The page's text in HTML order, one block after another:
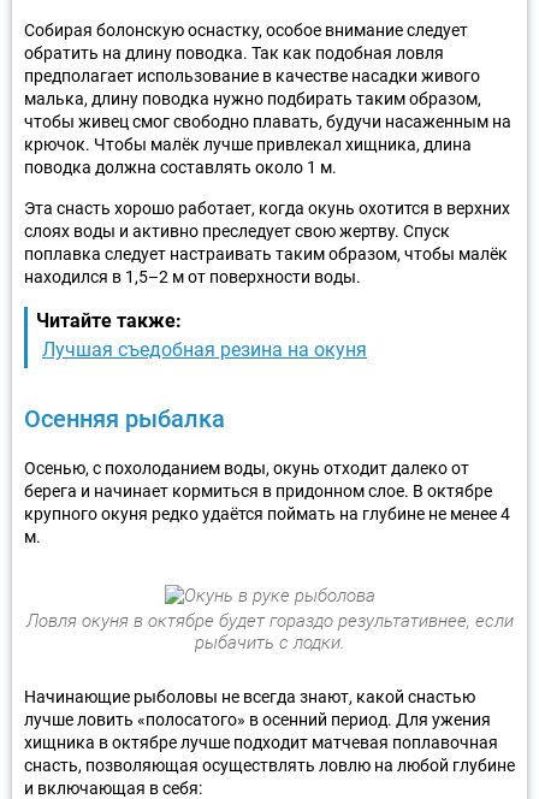
Собирая болонскую оснастку, особое внимание следует
обратить на длину поводка. Так как подобная ловля
предполагает использование в качестве насадки живого
малька, длину поводка нужно подбирать таким образом,
чтобы живец смог свободно плавать, будучи насаженным на
крючок. Чтобы малёк лучше привлекал хищника, длина
поводка должна составлять около 1 м.
Эта снасть хорошо работает, когда окунь охотится в верхних
слоях воды и активно преследует свою жертву. Спуск
поплавка следует настраивать таким образом, чтобы малёк
находился в 1,5–2 м от поверхности воды.
Читайте также:
Лучшая съедобная резина на окуня
Осенняя рыбалка
Осенью, с похолоданием воды, окунь отходит далеко от
берега и начинает кормиться в придонном слое. В октябре
крупного окуня редко удаётся поймать на глубине не менее 4
м.
Ловля окуня в октябре будет гораздо результативнее, если
рыбачить с лодки.
Начинающие рыболовы не всегда знают, какой снастью
лучше ловить «полосатого» в осенний период. Для ужения
хищника в октябре лучше подходит матчевая поплавочная
снасть, позволяющая осуществлять ловлю на любой глубине
и включающая в себя: